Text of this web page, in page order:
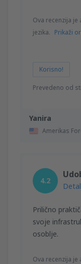
Yanira
Amerikas
Ova recenzija
jezika. Prikaži
Korisno!
Prevedeno od
4.2
Prilično
svoje
osoblje.
Ova recenzija